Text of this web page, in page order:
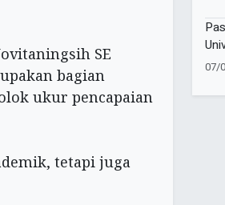
SE
bagian
ukur pencapaian
tetapi juga
07/